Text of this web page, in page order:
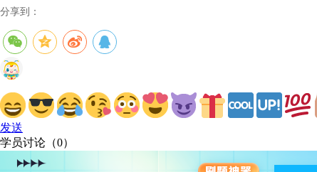
分享到：
发送
学员讨论（0）